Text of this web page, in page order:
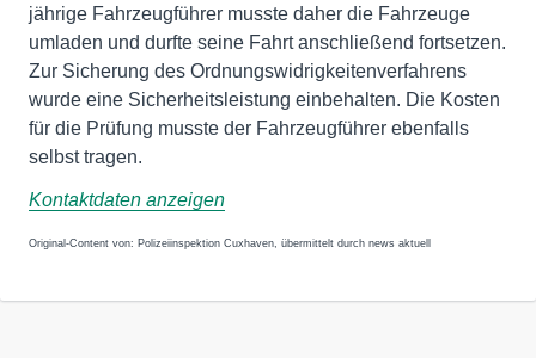
jährige Fahrzeugführer musste daher die Fahrzeuge
umladen und durfte seine Fahrt anschließend fortsetzen.
Zur Sicherung des Ordnungswidrigkeitenverfahrens
wurde eine Sicherheitsleistung einbehalten. Die Kosten
für die Prüfung musste der Fahrzeugführer ebenfalls
selbst tragen.
Kontaktdaten anzeigen
Original-Content von: Polizeiinspektion Cuxhaven, übermittelt durch news aktuell